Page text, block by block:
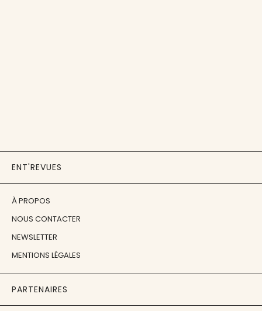
ENT'REVUES
À PROPOS
NOUS CONTACTER
NEWSLETTER
MENTIONS LÉGALES
PARTENAIRES